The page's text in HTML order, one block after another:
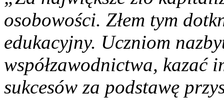
osobowości. Złem tym
edukacyjny. Uczniom
współzawodnictwa, kazać
sukcesów za podstawę